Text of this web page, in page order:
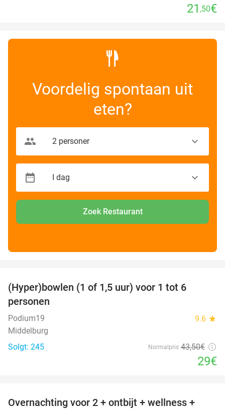
21 ,50€
Voordelig spontaan uit
eten?
Zoek Restaurant
(Hyper)bowlen (1 of 1,5 uur) voor 1 tot 6
personen
Podium19 9.6 star
Middelburg
Solgt: 245
Normalpris 43,50€
29€
33%
Overnachting voor 2 + ontbijt + wellness +